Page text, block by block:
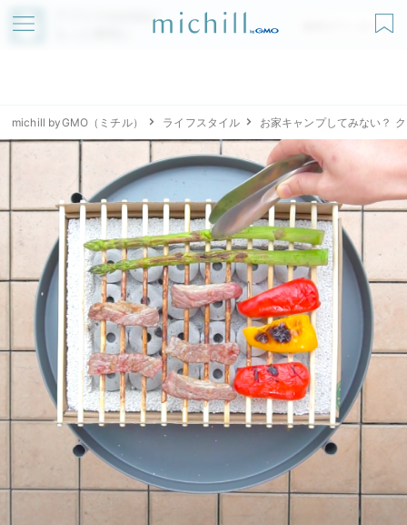
アプリでmichillが
無料ダウンロード
michill byGMO（ミチル） ライフスタイル お家キャンプしてみない？